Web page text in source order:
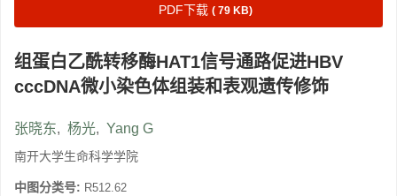
PDF下载 ( 79 KB)
组蛋白乙酰转移酶HAT1信号通路促进HBV
cccDNA微小染色体组装和表观遗传修饰
张晓东, 杨光, Yang G
南开大学生命科学学院
中图分类号: R512.62